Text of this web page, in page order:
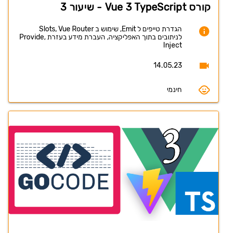
קורס Vue 3 TypeScript - שיעור 3
הגדרת טייפים ל Emit, שימוש ב Slots, Vue Router
לניתובים בתוך האפליקציה, העברת מידע בעזרת Provide,
Inject
14.05.23
חינמי